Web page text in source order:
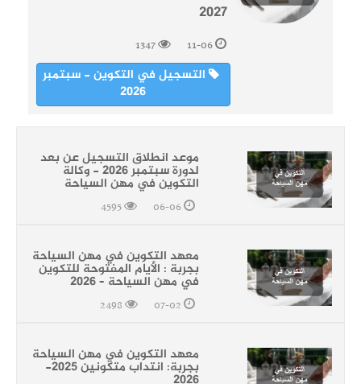
2027
11-06
1347
التسجيل في التكوين - سبتمبر
2026
موعد انطلاق التسجيل عن بعد
لدورة سبتمبر 2026 - وكالة
التكوين في مهن السياحة
معهد التكوين في مهن السياحة
بجربة : الأيام المفتوحة للتكوين
في مهن السياحة – 2026
معهد التكوين في مهن السياحة
بجربة: انتداب متكونين 2025-